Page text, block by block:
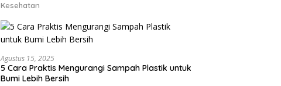
Kesehatan
Agustus 15, 2025
5 Cara Praktis Mengurangi Sampah Plastik untuk
Bumi Lebih Bersih